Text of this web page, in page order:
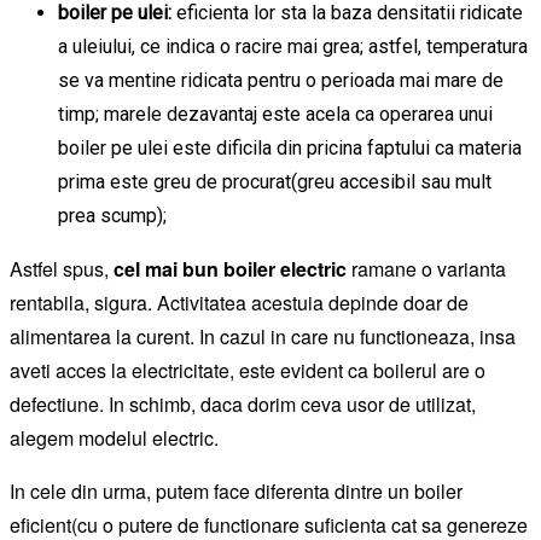
boiler pe ulei: eficienta lor sta la baza densitatii ridicate
a uleiului, ce indica o racire mai grea; astfel, temperatura
se va mentine ridicata pentru o perioada mai mare de
timp; marele dezavantaj este acela ca operarea unui
boiler pe ulei este dificila din pricina faptului ca materia
prima este greu de procurat(greu accesibil sau mult
prea scump);
Astfel spus, cel mai bun boiler electric ramane o varianta
rentabila, sigura. Activitatea acestuia depinde doar de
alimentarea la curent. In cazul in care nu functioneaza, insa
aveti acces la electricitate, este evident ca boilerul are o
defectiune. In schimb, daca dorim ceva usor de utilizat,
alegem modelul electric.
In cele din urma, putem face diferenta dintre un boiler
eficient(cu o putere de functionare suficienta cat sa genereze